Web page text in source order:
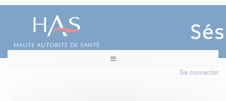
Se connecter